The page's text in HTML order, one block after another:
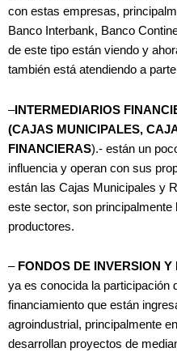
con estas empresas,
Banco Interbank, Banco
de este tipo están viendo y
también está atendiendo a
–INTERMEDIARIOS
(CAJAS MUNICIPALES,
FINANCIERAS).- están un
influencia y operan con sus
están las Cajas Municipales y
este sector, son
productores.
– FONDOS DE INVERSION
ya es conocida la participación
financiamiento que están
agroindustrial, principalmente
desarrollan proyectos de